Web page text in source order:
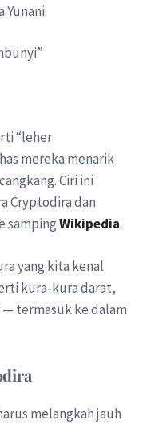
Yunani:
“leher
mereka menarik
Ciri ini
Cryptodira dan
sampingWikipedia.
yang kita kenal
kura-kura darat,
termasuk ke dalam
melangkah jauh